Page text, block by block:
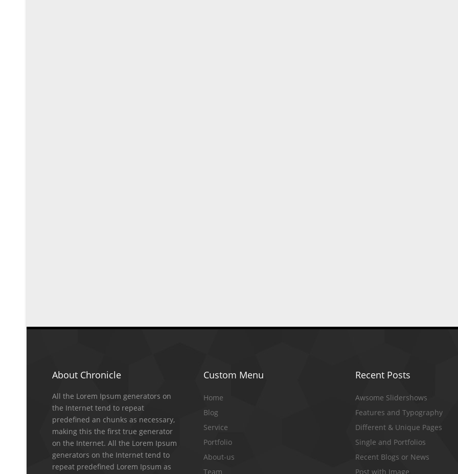
About Chronicle
All the Lorem Ipsum generators on
the Internet tend to repeat
predefined an chunks as necessary,
making this the first true generator
on the Internet. All the Lorem Ipsum
generators on the Internet tend to
repeat predefined Lorem Ipsum as
Custom Menu
Home
Blog
Service
Portfolio
About-us
Team
Recent Posts
Awsome Slidershows
Features and Typography
Different & Unique Pages
Single and Portfolios
Recent Blogs or News
Post with Image